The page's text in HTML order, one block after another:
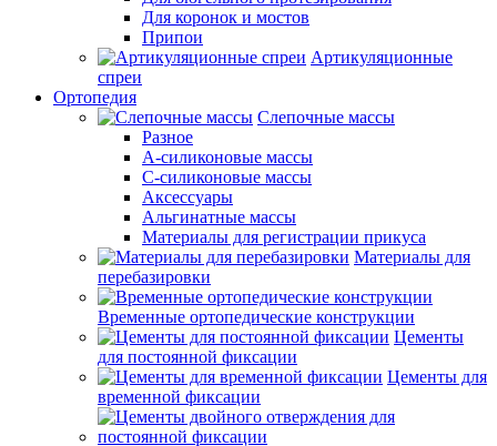
Для коронок и мостов
Припои
Артикуляционные
спреи
Ортопедия
Слепочные массы
Разное
А-силиконовые массы
С-силиконовые массы
Аксессуары
Альгинатные массы
Материалы для регистрации прикуса
Материалы для
перебазировки
Временные ортопедические конструкции
Цементы
для постоянной фиксации
Цементы для
временной фиксации